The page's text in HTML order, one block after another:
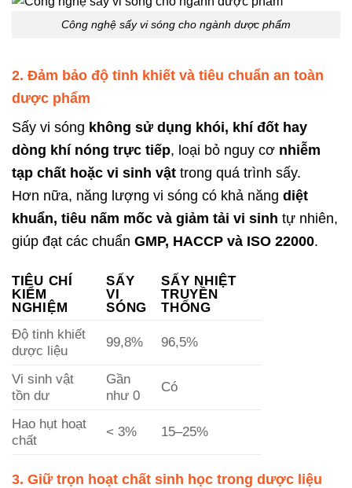
Công nghệ sấy vi sóng cho ngành dược phẩm
2. Đảm bảo độ tinh khiết và tiêu chuẩn an toàn
dược phẩm
Sấy vi sóng không sử dụng khói, khí đốt hay
dòng khí nóng trực tiếp, loại bỏ nguy cơ nhiễm
tạp chất hoặc vi sinh vật trong quá trình sấy.
Hơn nữa, năng lượng vi sóng có khả năng diệt
khuẩn, tiêu nấm mốc và giảm tải vi sinh tự nhiên,
giúp đạt các chuẩn GMP, HACCP và ISO 22000.
TIÊU CHÍ
KIỂM
NGHIỆM
SẤY
VI
SÓNG
SẤY NHIỆT
TRUYỀN
THỐNG
Độ tinh khiết
dược liệu
99,8% 96,5%
Vi sinh vật
tồn dư
Gần
như 0
Có
Hao hụt hoạt
chất
< 3% 15–25%
3. Giữ trọn hoạt chất sinh học trong dược liệu